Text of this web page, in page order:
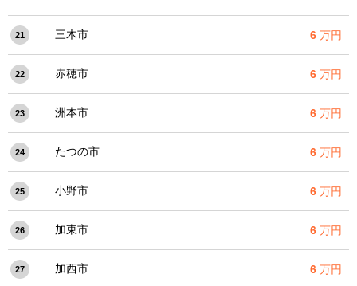
21 三木市 6 万円
22 赤穂市 6 万円
23 洲本市 6 万円
24 たつの市 6 万円
25 小野市 6 万円
26 加東市 6 万円
27 加西市 6 万円